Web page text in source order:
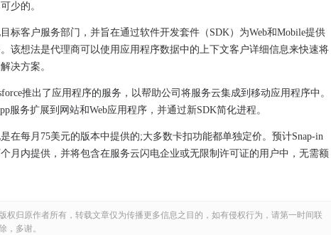
物联网支持汽车保险
业领袖海岸英国科技部门的创新潜力
聘请移动加密先驱在加密辩论中
亚组织被迫认真对待网络保险
表明软件开发学徒的增加
使用云中的SharePoint用于Intranet
为RBS六国添加语音和VR到数据分析
表示，Tesla的下一个Gen模型4将为每个人负担得起
宽带互联网接入定价，调节器警告
少的。
标客户服务部门，并旨在通过软件开发套件（SDK）为Web和Mobile提供
该想法是代理商可以使用应用程序数据中的上下文客户详细信息来快速将
决方案。
推出了应用程序的服务，以帮助公司将服务云集成到移动应用程序中。
服务扩展到网站和Web应用程序，并通过新SDK简化进程。
在每月75美元的版本中提供的;大多数卡扣功能都单独定价。预计Snap-in
月内提供，并将包含在服务云闪电企业或无限制许可证的用户中，无需额
权归原作者所有，转载文章仅为传播更多信息之目的，如有侵权行为，请第一时间联
，多谢。